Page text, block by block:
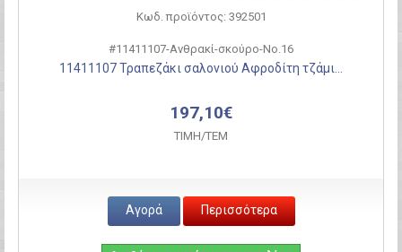
Κωδ. προϊόντος: 392501
#11411107-Ανθρακί-σκούρο-Νο.16
11411107 Τραπεζάκι σαλονιού Αφροδίτη τζάμι...
197,10€
ΤΙΜH/ΤΕΜ
Αγορά Περισσότερα